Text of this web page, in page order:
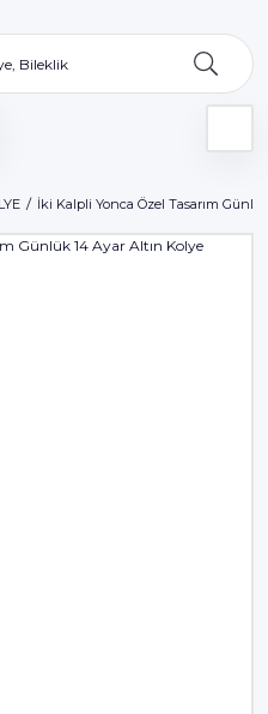
İki Kalpli Yonca Özel Tasarım